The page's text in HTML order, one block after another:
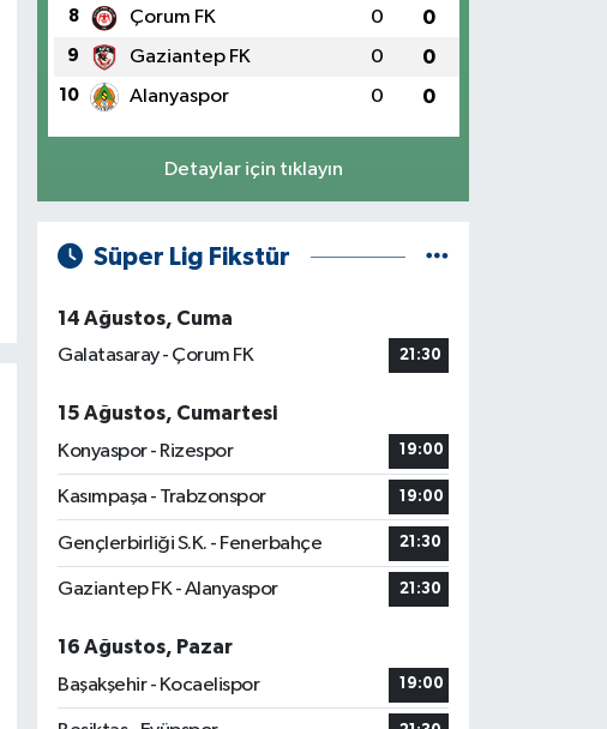
8 Çorum FK 0 0
9 Gaziantep FK 0 0
10 Alanyaspor 0 0
Detaylar için tıklayın
Süper Lig Fikstür
14 Ağustos, Cuma
Galatasaray - Çorum FK
21:30
15 Ağustos, Cumartesi
Konyaspor - Rizespor
19:00
Kasımpaşa - Trabzonspor 19:00
Gençlerbirliği S.K. - Fenerbahçe 21:30
Gaziantep FK - Alanyaspor 21:30
16 Ağustos, Pazar
Başakşehir - Kocaelispor
19:00